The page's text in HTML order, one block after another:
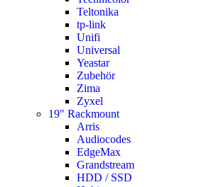
Teltonika
tp-link
Unifi
Universal
Yeastar
Zubehör
Zima
Zyxel
19" Rackmount
Arris
Audiocodes
EdgeMax
Grandstream
HDD / SSD